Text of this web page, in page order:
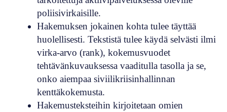
poliisivirkaisille.
Hakemuksen jokainen kohta tulee täyttää
huolellisesti. Tekstistä tulee käydä selvästi ilmi
virka-arvo (rank), kokemusvuodet
tehtävänkuvauksessa vaaditulla tasolla ja se,
onko aiempaa siviilikriisinhallinnan
kenttäkokemusta.
Hakemusteksteihin kirjoitetaan omien